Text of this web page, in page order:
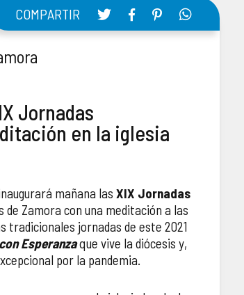
COMPARTIR
Jornadas
en la iglesia
mañana las XIX Jornadas
de Zamora con una meditación a las
tradicionales jornadas de este 2021
Esperanzaque vive la diócesis y,
por la pandemia.